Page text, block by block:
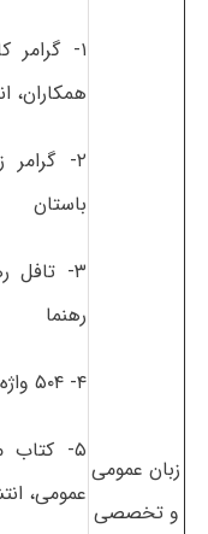
زبان عمومی
و تخصصی
۱- گرامر
همکاران،
۲- گرامر
باستان
۳- تافل
رهنما
۴- ۵۰۴ واژه ضروری تافل، انتشارات جنگل
۵- کتاب
عمومی،